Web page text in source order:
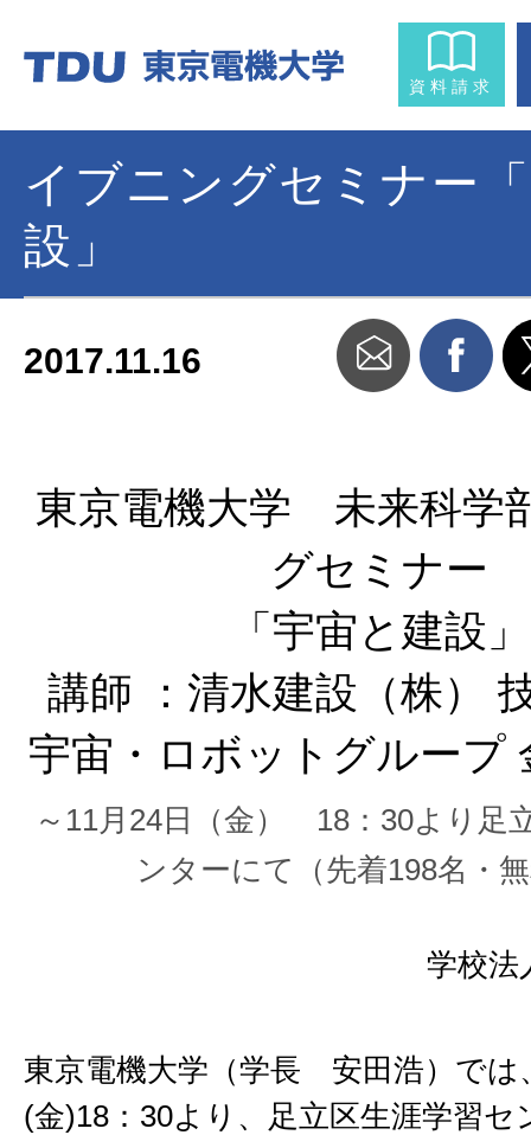
資料請求
イブニングセミナー
設」
2017.11.16
東京電機大学 未来科学
グセミナー
「宇宙と建設」
講師 ：清水建設（株）
宇宙・ロボットグループ
～11月24日（金） 18：30より足
ンターにて（先着198名・
学校法
東京電機大学（学長 安田浩）では
(金)18：30より、足立区生涯学習セ